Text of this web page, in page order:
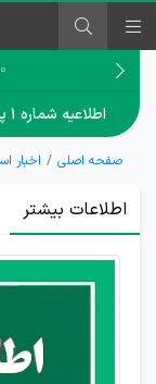
اطلاعیه شماره ۱ پذیرفته شدگان آزمون وکالت ۱۴۰۴ (نوبت اول)
صفحه اصلی اخبار
اطلاعات بیشتر
انتشار